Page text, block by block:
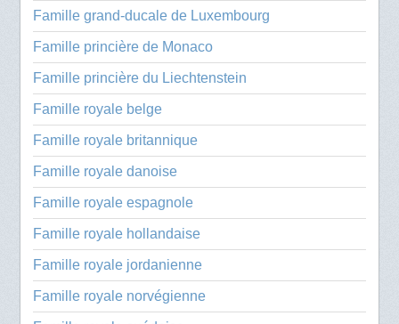
Famille grand-ducale de Luxembourg
Famille princière de Monaco
Famille princière du Liechtenstein
Famille royale belge
Famille royale britannique
Famille royale danoise
Famille royale espagnole
Famille royale hollandaise
Famille royale jordanienne
Famille royale norvégienne